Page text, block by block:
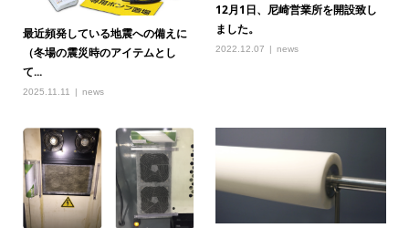
最近頻発している地震への備えに
（冬場の震災時のアイテムとし
て...
2025.11.11 news
12月1日、尼崎営業所を開設致し
ました。
2022.12.07 news